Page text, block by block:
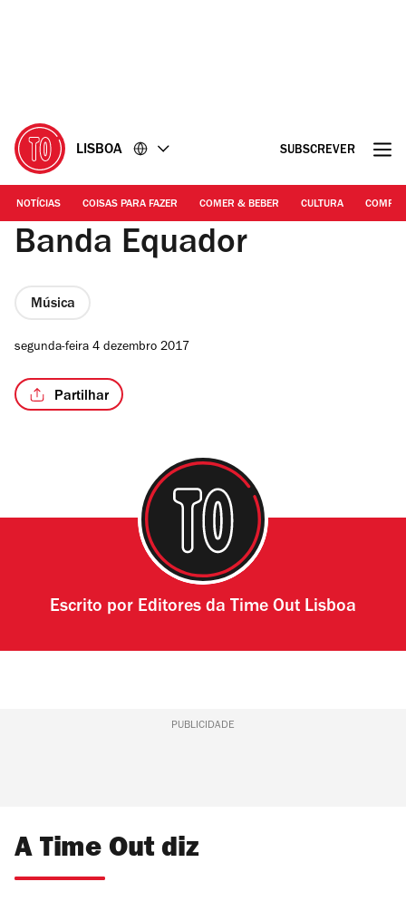
LISBOA SUBSCREVER
NOTÍCIAS COISAS PARA FAZER COMER & BEBER CULTURA
Banda Equador
Música
segunda-feira 4 dezembro 2017
Partilhar
Escrito por Editores da Time Out Lisboa
PUBLICIDADE
A Time Out diz